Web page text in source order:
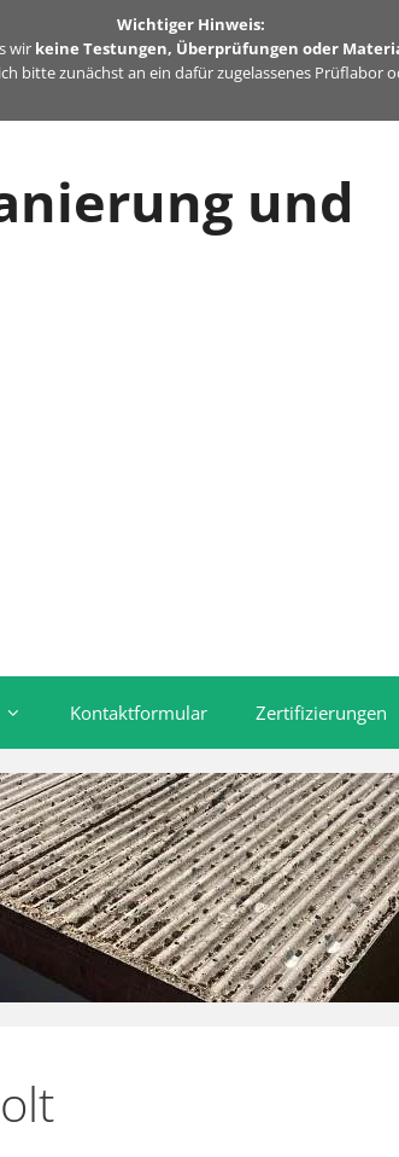
Wichtiger Hinweis:
wir keine Testungen, Überprüfungen oder
bitte zunächst an ein dafür zugelassenes Prüflabor
und
Kontaktformular Zertifizierungen